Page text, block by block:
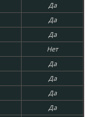
Да
Да
Да
Нет
Да
Да
Да
Да